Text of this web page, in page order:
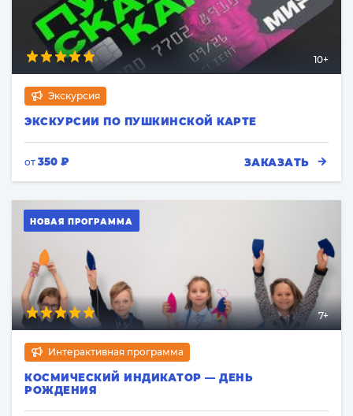
10+
Экскурсия
ЭКСКУРСИИ ПО ПУШКИНСКОЙ КАРТЕ
от 350 ₽ ЗАКАЗАТЬ
НОВАЯ ПРОГРАММА
7+
Интерактивная программа
КОСМИЧЕСКИЙ ИНДИКАТОР — ДЕНЬ
РОЖДЕНИЯ